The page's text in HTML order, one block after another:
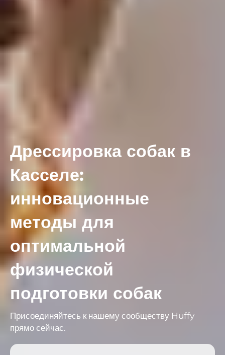
Дрессировка собак в
Касселе:
инновационные
методы для
оптимальной
физической
подготовки собак
Присоединяйтесь к нашему сообществу Huffy
прямо сейчас.